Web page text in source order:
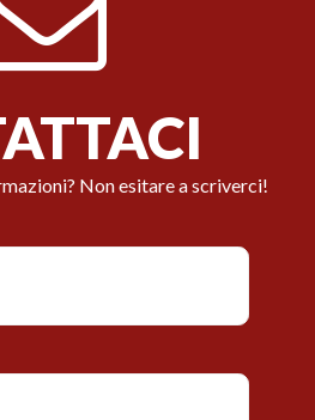
Non esitare a scriverci!